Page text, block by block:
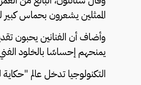
الممثلين يشعرون بحماس
وأضاف أن الفنانين يحبون
يمنحهم إحساسًا بالخلود
التكنولوجيا تدخل عالم